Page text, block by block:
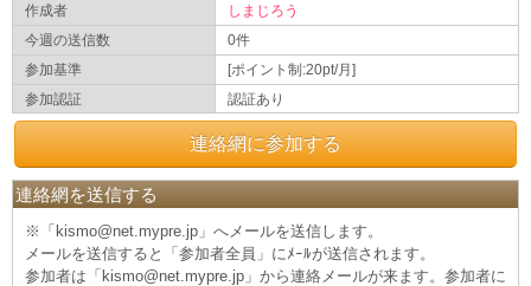
作成者
しまじろう
今週の送信数
0件
参加基準
[ポイント制:20pt/月]
参加認証
認証あり
連絡網に参加する
連絡網を送信する
※「kismo@net.mypre.jp」へメールを送信します。
メールを送信すると「参加者全員」にﾒｰﾙが送信されます。
参加者は「kismo@net.mypre.jp」から連絡メールが来ます。参加者に